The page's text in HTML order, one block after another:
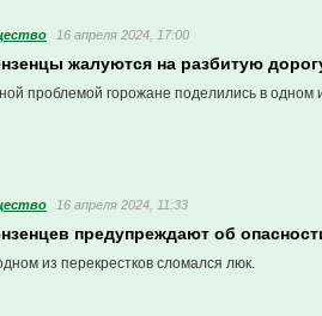
16 апреля 2024, 17:00
жалуются на разбитую
проблемой горожане поделились в одном
16 апреля 2024, 11:33
предупреждают об
из перекрестков сломался люк.